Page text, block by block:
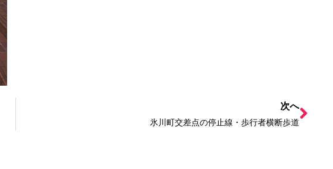
次へ
氷川町交差点の停止線・歩行者横断歩道